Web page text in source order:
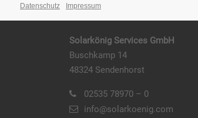
KONTAKT
Solarkönig Services GmbH
Buschkamp 14
48324 Sendenhorst
02535 78970 – 0
info@solarkoenig.com
Datenschutz Impressum